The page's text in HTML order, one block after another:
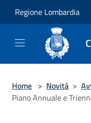
Regione Lombardia
Home > Novità >
Piano Annuale e